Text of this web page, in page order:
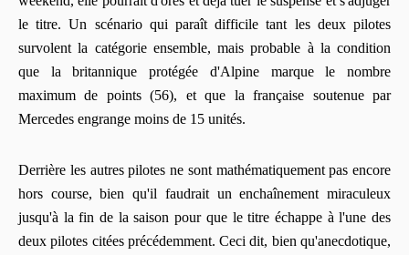
le titre. Un scénario qui paraît difficile tant les deux pilotes
survolent la catégorie ensemble, mais probable à la condition
que la britannique protégée d'Alpine marque le nombre
maximum de points (56), et que la française soutenue par
Mercedes engrange moins de 15 unités.
Derrière les autres pilotes ne sont mathématiquement pas encore
hors course, bien qu'il faudrait un enchaînement miraculeux
jusqu'à la fin de la saison pour que le titre échappe à l'une des
deux pilotes citées précédemment. Ceci dit, bien qu'anecdotique,